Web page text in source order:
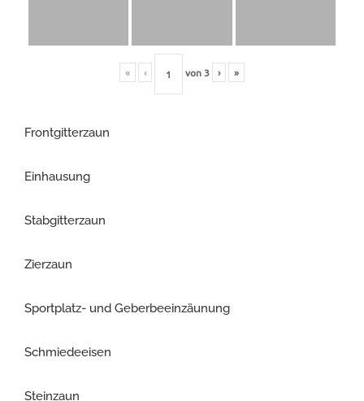
« ‹ von3 › »
Frontgitterzaun
Einhausung
Stabgitterzaun
Zierzaun
Sportplatz- und Geberbeeinzäunung
Schmiedeeisen
Steinzaun